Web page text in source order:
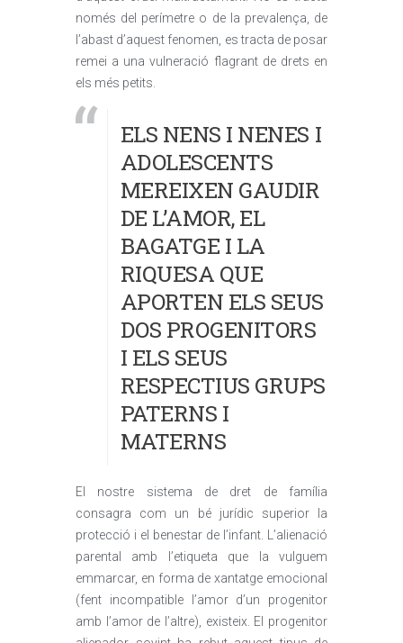
només del perímetre o de la prevalença, de
l’abast d’aquest fenomen, es tracta de posar
remei a una vulneració flagrant de drets en
els més petits.
ELS NENS I NENES I
ADOLESCENTS
MEREIXEN GAUDIR
DE L’AMOR, EL
BAGATGE I LA
RIQUESA QUE
APORTEN ELS SEUS
DOS PROGENITORS
I ELS SEUS
RESPECTIUS GRUPS
PATERNS I
MATERNS
El nostre sistema de dret de família
consagra com un bé jurídic superior la
protecció i el benestar de l’infant. L’alienació
parental amb l’etiqueta que la vulguem
emmarcar, en forma de xantatge emocional
(fent incompatible l’amor d’un progenitor
amb l’amor de l’altre), existeix. El progenitor